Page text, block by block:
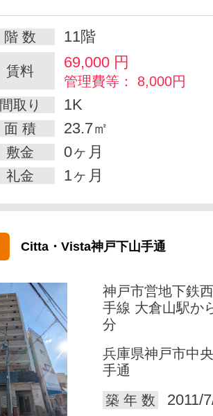
階 数 11階
賃料 69,000 円
管理費等： 8,000円
間取り
1K
面 積 23.7㎡
敷金 0ヶ月
礼金 1ヶ月
Citta・Vista神戸下山手通
神戸市営地下鉄
手線 大倉山駅か
分
兵庫県神戸市中
手通
築 年 数
2011/